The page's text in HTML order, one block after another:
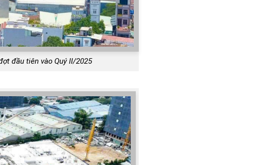
đầu tiên vào Quý II/2025